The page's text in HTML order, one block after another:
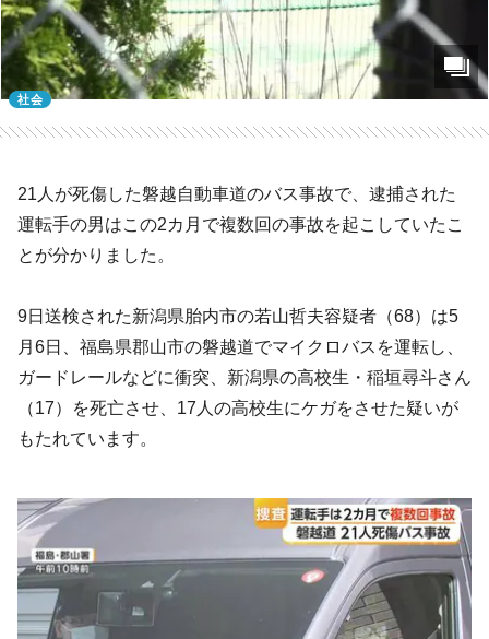
社会
21人が死傷した磐越自動車道のバス事故で、逮捕された
運転手の男はこの2カ月で複数回の事故を起こしていたこ
とが分かりました。
9日送検された新潟県胎内市の若山哲夫容疑者（68）は5
月6日、福島県郡山市の磐越道でマイクロバスを運転し、
ガードレールなどに衝突、新潟県の高校生・稲垣尋斗さん
（17）を死亡させ、17人の高校生にケガをさせた疑いが
もたれています。